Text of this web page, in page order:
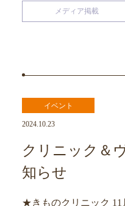
メディア掲載
イベント
2024.10.23
クリニック＆
知らせ
★きものクリニック